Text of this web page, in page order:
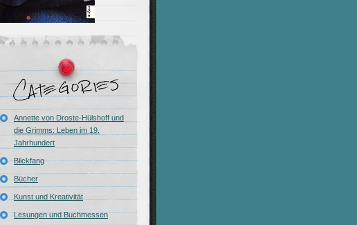
Annette von Droste-Hülshoff und
die Grimms: Leben im 19.
Jahrhundert
Blickfang
Bücher
Kunst und Kreativität
Lesungen und Buchmessen